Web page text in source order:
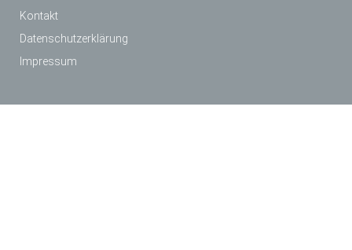
Kontakt
Datenschutzerklärung
Impressum